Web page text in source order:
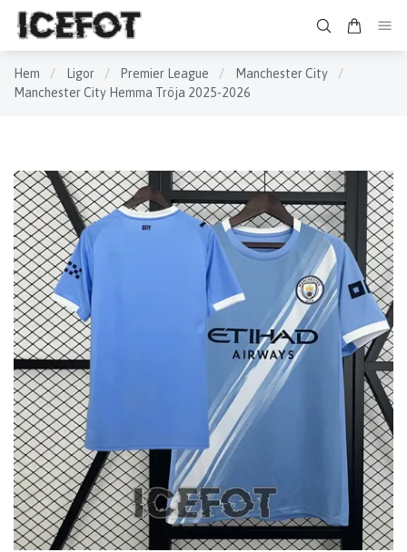
Hem / Ligor / Premier League / Manchester City
/
Manchester City Hemma Tröja 2025-2026